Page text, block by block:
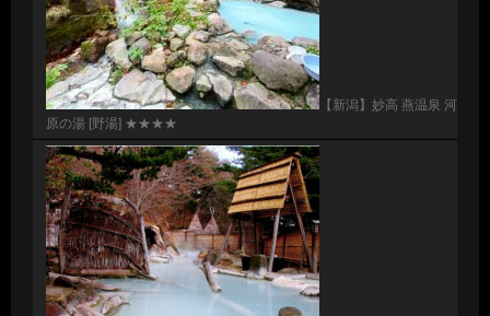
【新潟】妙高 燕温泉 河
原の湯 [野湯] ★★★★